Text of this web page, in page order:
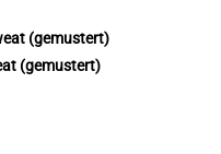
(gemustert)
(gemustert)